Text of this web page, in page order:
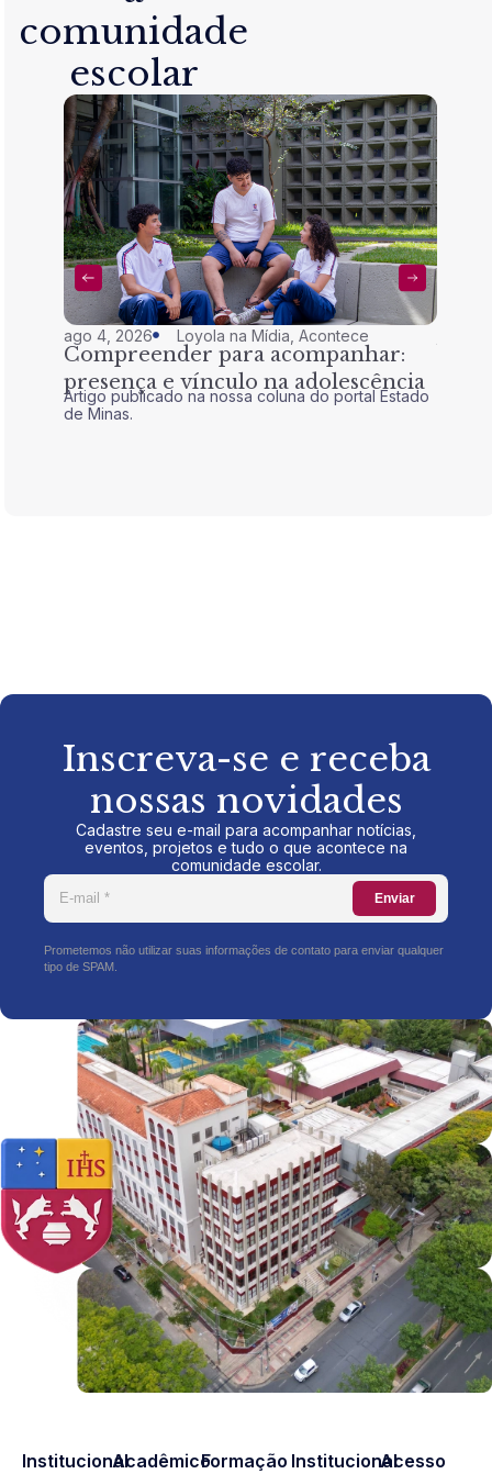
comunidade
escolar
ago 4, 2026 Loyola na Mídia ,Acontece
Compreender para acompanhar:
presença e vínculo na adolescência
Artigo publicado na nossa coluna do portal Estado
de Minas.
Inscreva-se e receba
nossas novidades
Cadastre seu e-mail para acompanhar notícias,
eventos, projetos e tudo o que acontece na
comunidade escolar.
Enviar
Prometemos não utilizar suas informações de contato para enviar qualquer
tipo de SPAM.
InstitucionalAcadêmicoFormação InstitucionalAcesso